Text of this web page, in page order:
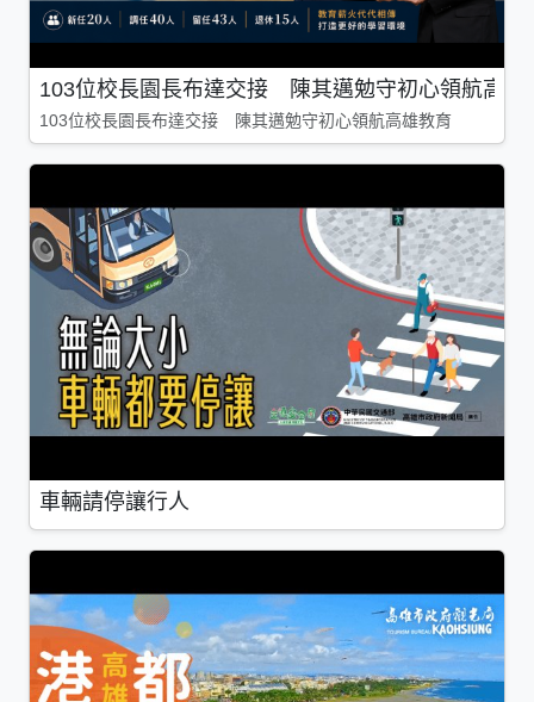
103位校長園長布達交接 陳其邁勉守初心領航高雄
103位校長園長布達交接 陳其邁勉守初心領航高雄教育
車輛請停讓行人